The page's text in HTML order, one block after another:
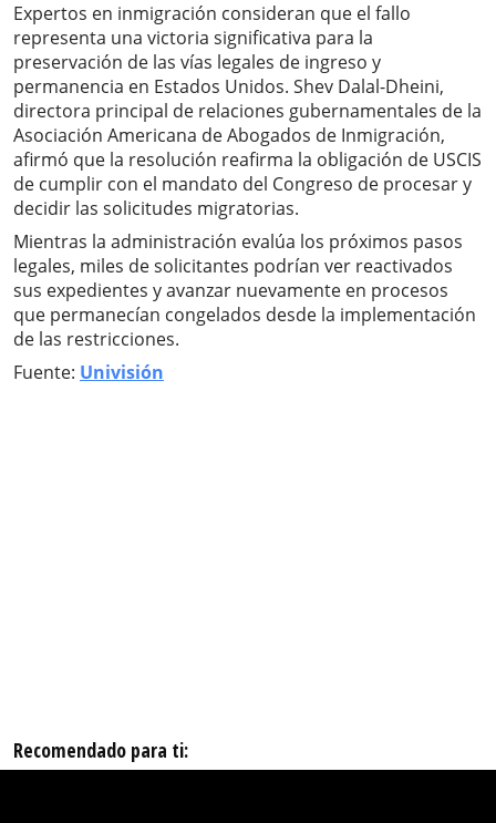
Expertos en inmigración consideran que el fallo
representa una victoria significativa para la
preservación de las vías legales de ingreso y
permanencia en Estados Unidos. Shev Dalal-Dheini,
directora principal de relaciones gubernamentales de la
Asociación Americana de Abogados de Inmigración,
afirmó que la resolución reafirma la obligación de USCIS
de cumplir con el mandato del Congreso de procesar y
decidir las solicitudes migratorias.
Mientras la administración evalúa los próximos pasos
legales, miles de solicitantes podrían ver reactivados
sus expedientes y avanzar nuevamente en procesos
que permanecían congelados desde la implementación
de las restricciones.
Fuente: Univisión
Recomendado para ti: